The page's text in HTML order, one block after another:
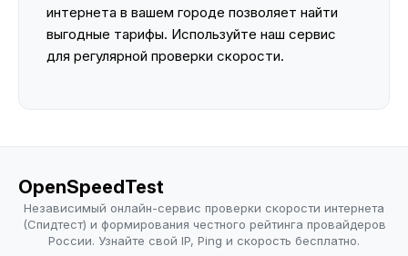
интернета в вашем городе позволяет найти
выгодные тарифы. Используйте наш сервис
для регулярной проверки скорости.
OpenSpeedTest
Независимый онлайн-сервис проверки скорости интернета
(Спидтест) и формирования честного рейтинга провайдеров
России. Узнайте свой IP, Ping и скорость бесплатно.